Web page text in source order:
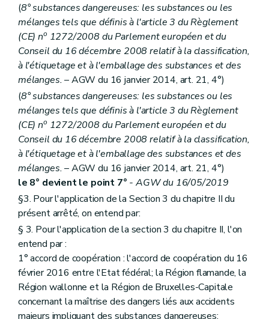
Art. 210
Art. 211
Art. 212
Art. 213
Art. 214
Art. 215
Art. 216
Art. 217
Art. 218
Art. 219
Art. 220
Art. 221
Art. 222
Art. 223
Art. 224
Art. 225
Art. 226
Art. 227
Art. 228
Art. 229
Art. 230
Art. 231
Art. 232
Art. 233
Art. 234
Art. 235
Art. 236
(8° substances dangereuses: les substances ou les
mélanges tels que définis à l'article 3 du Règlement
(CE) no 1272/2008 du Parlement européen et du
Conseil du 16 décembre 2008 relatif à la classification,
à l'étiquetage et à l'emballage des substances et des
mélanges.– AGW du 16 janvier 2014, art. 21, 4°)
(8° substances dangereuses: les substances ou les
mélanges tels que définis à l'article 3 du Règlement
(CE) no 1272/2008 du Parlement européen et du
Conseil du 16 décembre 2008 relatif à la classification,
à l'étiquetage et à l'emballage des substances et des
mélanges.– AGW du 16 janvier 2014, art. 21, 4°)
le 8° devient le point 7° - AGW du 16/05/2019
§3. Pour l'application de la Section 3 du chapitre II du
présent arrêté, on entend par:
§ 3. Pour l'application de la section 3 du chapitre II, l'on
entend par :
1° accord de coopération : l'accord de coopération du 16
février 2016 entre l'Etat fédéral; la Région flamande, la
Région wallonne et la Région de Bruxelles-Capitale
concernant la maîtrise des dangers liés aux accidents
majeurs impliquant des substances dangereuses;